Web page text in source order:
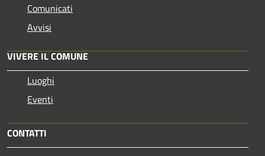
Comunicati
Avvisi
VIVERE IL COMUNE
Luoghi
Eventi
CONTATTI